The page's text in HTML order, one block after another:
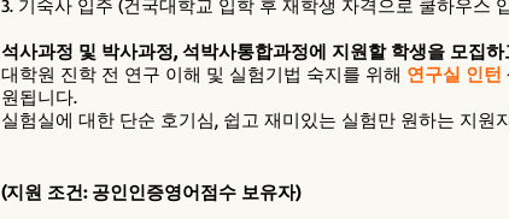
3. 기숙사 입주 (건국대학교 입학 후 재학생 자격으로 쿨하우스
석사과정 및 박사과정, 석박사통합과정에 지원할 학생을 모집
대학원 진학 전 연구 이해 및 실험기법 숙지를 위해 연구실 인턴
원됩니다.
실험실에 대한 단순 호기심, 쉽고 재미있는 실험만 원하는 지원
(지원 조건: 공인인증영어점수 보유자)